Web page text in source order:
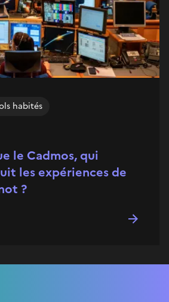
le Cadmos, qui
les expériences de
?
habités